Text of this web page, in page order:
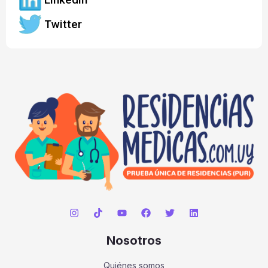
Twitter
Nosotros
Quiénes somos